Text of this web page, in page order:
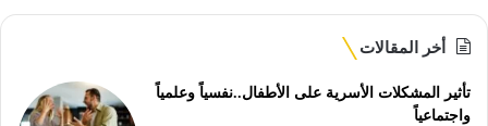
أخر المقالات
تأثير المشكلات الأسرية على الأطفال..نفسياً وعلمياً
واجتماعياً